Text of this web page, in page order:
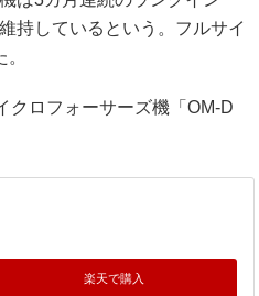
持しているという。フルサイ
クロフォーサーズ機「OM-D
楽天で購入